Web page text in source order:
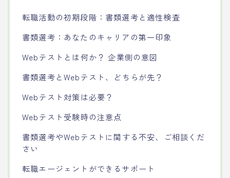
転職活動の初期段階：書類選考と適性検査
書類選考：あなたのキャリアの第一印象
Webテストとは何か？ 企業側の意図
書類選考とWebテスト、どちらが先？
Webテスト対策は必要？
Webテスト受験時の注意点
書類選考やWebテストに関する不安、ご相談くだ
さい
転職エージェントができるサポート